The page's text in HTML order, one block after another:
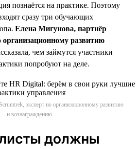
познаётся на практике. Поэтому
сразу три обучающих
Елена Мигунова, партнёр
организационному развитию
чем займутся участники
попробуют на деле.
эксперт по организационному развитию
и вознаграждению
должны